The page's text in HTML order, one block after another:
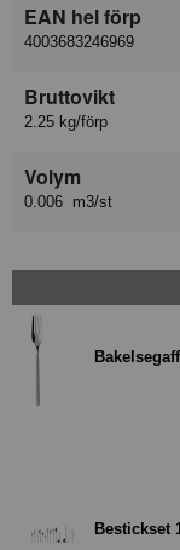
EAN hel förp
4003683246969
Bruttovikt
2.25 kg/förp
Volym
0.006 m3/st
Bestickset